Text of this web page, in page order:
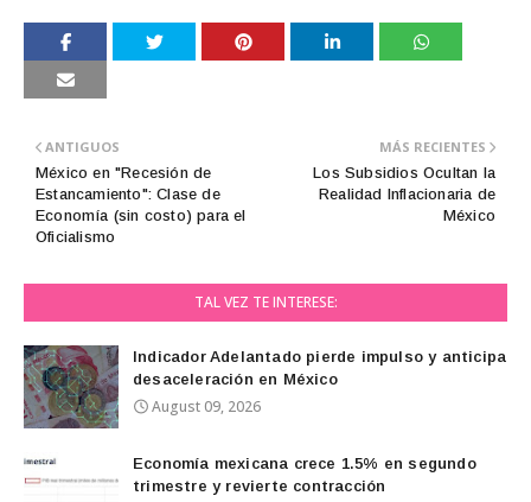
MÁS RECIENTES
Los Subsidios Ocultan la
Realidad Inflacionaria de
México
ANTIGUOS
México en "Recesión de
Estancamiento": Clase de
Economía (sin costo) para el
Oficialismo
TAL VEZ TE INTERESE:
Indicador Adelantado pierde impulso y anticipa
desaceleración en México
August 09, 2026
Economía mexicana crece 1.5% en segundo
trimestre y revierte contracción